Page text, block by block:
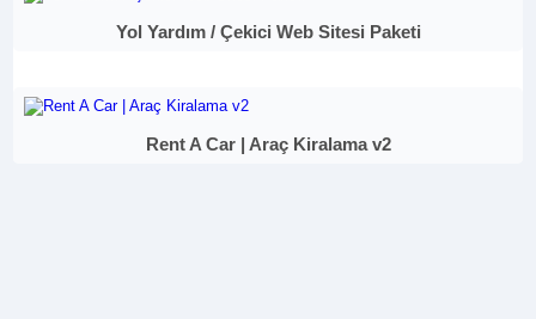
Yol Yardım / Çekici Web Sitesi Paketi
Rent A Car | Araç Kiralama v2